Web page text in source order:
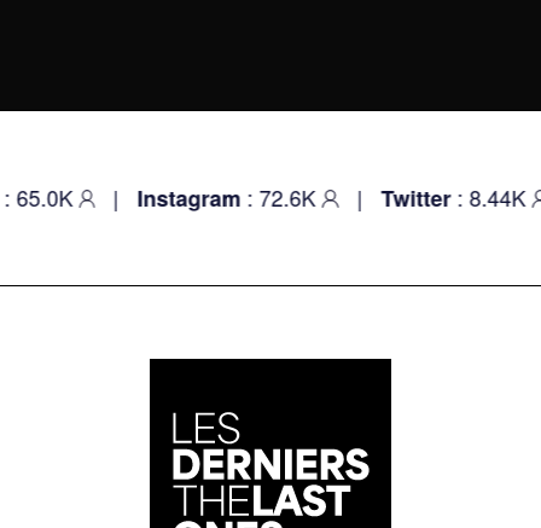
|Instagram: 72.6K |Twitter : 8.44K |